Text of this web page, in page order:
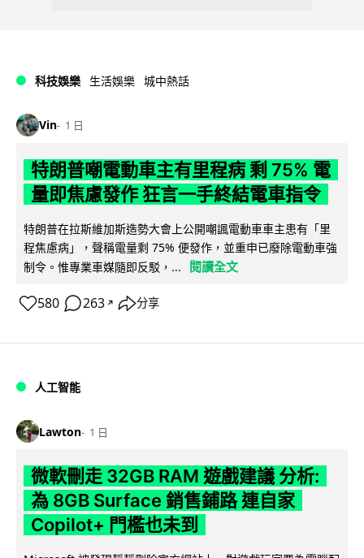
科技娛樂 生活娛樂 城中熱話
Vin 1 日
特朗普嘲電動車主有里程病 剩 75% 電
量即焦慮發作 狂言一手終結電車指令
特朗普在拉斯維加斯造勢大會上公開嘲諷電動車車主患有「里
程焦慮病」，聲稱電量剩 75% 便發作，並重申已廢除電動車強
制令。惟專業車媒隨即反駁，...
閱讀全文
580 263 ↗ 分享
人工智能
Lawton 1 日
微軟刪走 32GB RAM 遊戲建議 分析:
為 8GB Surface 銷售鋪路 連自家
Copilot+ 門檻也未到